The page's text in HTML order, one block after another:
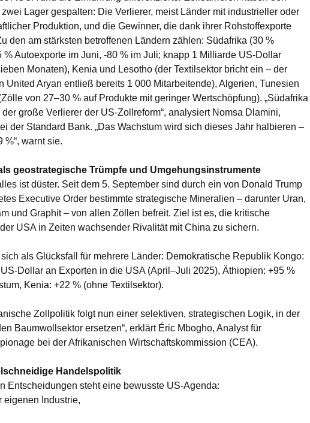
Lager gespalten: Die Verlierer, meist Länder mit industrieller oder
Produktion, und die Gewinner, die dank ihrer Rohstoffexporte
den am stärksten betroffenen Ländern zählen: Südafrika (30 %
% Autoexporte im Juni, -80 % im Juli; knapp 1 Milliarde US-Dollar
Monaten), Kenia und Lesotho (der Textilsektor bricht ein – der
United Aryan entließ bereits 1 000 Mitarbeitende), Algerien, Tunesien
von 27–30 % auf Produkte mit geringer Wertschöpfung). „Südafrika
große Verlierer der US-Zollreform“, analysiert Nomsa Dlamini,
der Standard Bank. „Das Wachstum wird sich dieses Jahr halbieren –
%“, warnt sie.
geostrategische Trümpfe und Umgehungsinstrumente
ist düster. Seit dem 5. September sind durch ein von Donald Trump
Executive Order bestimmte strategische Mineralien – darunter Uran,
und Graphit – von allen Zöllen befreit. Ziel ist es, die kritische
USA in Zeiten wachsender Rivalität mit China zu sichern.
als Glücksfall für mehrere Länder: Demokratische Republik Kongo:
Dollar an Exporten in die USA (April–Juli 2025), Äthiopien: +95 %
Kenia: +22 % (ohne Textilsektor).
Zollpolitik folgt nun einer selektiven, strategischen Logik, in der
Baumwollsektor ersetzen“, erklärt Éric Mbogho, Analyst für
bei der Afrikanischen Wirtschaftskommission (CEA).
Handelspolitik
Entscheidungen steht eine bewusste US-Agenda:
eigenen Industrie,